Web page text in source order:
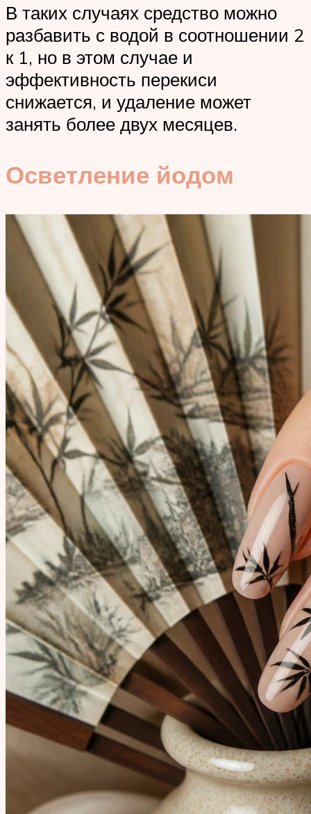
В таких случаях средство можно
разбавить с водой в соотношении 2
к 1, но в этом случае и
эффективность перекиси
снижается, и удаление может
занять более двух месяцев.
Осветление йодом